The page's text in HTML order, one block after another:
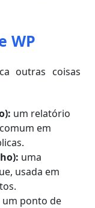
WP
outras coisas
um relatório
em
uma
usada em
um ponto de